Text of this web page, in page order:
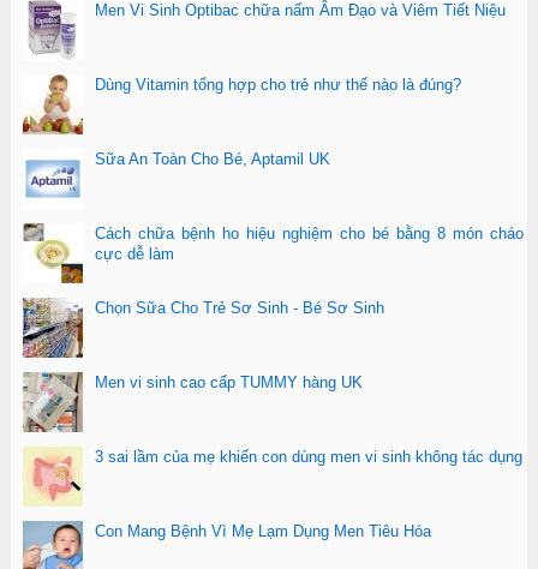
Men Vi Sinh Optibac chữa nấm Âm Đạo và Viêm Tiết Niệu
Dùng Vitamin tổng hợp cho trẻ như thế nào là đúng?
Sữa An Toàn Cho Bé, Aptamil UK
Cách chữa bệnh ho hiệu nghiệm cho bé bằng 8 món cháo
cực dễ làm
Chọn Sữa Cho Trẻ Sơ Sinh - Bé Sơ Sinh
Men vi sinh cao cấp TUMMY hàng UK
3 sai lầm của mẹ khiến con dùng men vi sinh không tác dụng
Con Mang Bệnh Vì Mẹ Lạm Dụng Men Tiêu Hóa